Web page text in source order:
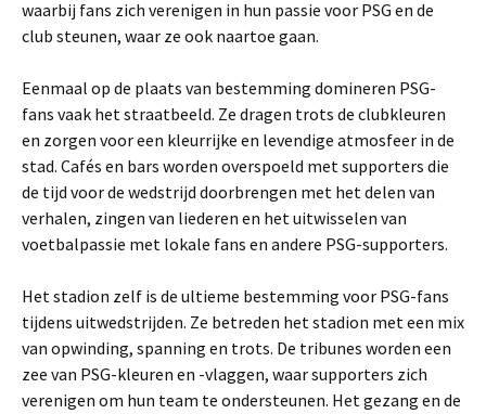
waarbij fans zich verenigen in hun passie voor PSG en de
club steunen, waar ze ook naartoe gaan.
Eenmaal op de plaats van bestemming domineren PSG-
fans vaak het straatbeeld. Ze dragen trots de clubkleuren
en zorgen voor een kleurrijke en levendige atmosfeer in de
stad. Cafés en bars worden overspoeld met supporters die
de tijd voor de wedstrijd doorbrengen met het delen van
verhalen, zingen van liederen en het uitwisselen van
voetbalpassie met lokale fans en andere PSG-supporters.
Het stadion zelf is de ultieme bestemming voor PSG-fans
tijdens uitwedstrijden. Ze betreden het stadion met een mix
van opwinding, spanning en trots. De tribunes worden een
zee van PSG-kleuren en -vlaggen, waar supporters zich
verenigen om hun team te ondersteunen. Het gezang en de